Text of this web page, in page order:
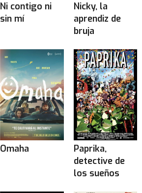
Ni contigo ni
sin mí
Nicky, la
aprendiz de
bruja
Omaha
Paprika,
detective de
los sueños